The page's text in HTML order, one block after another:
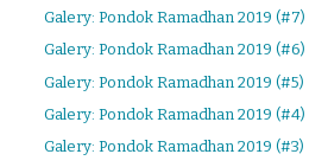
Galery: Pondok Ramadhan 2019 (#7)
Galery: Pondok Ramadhan 2019 (#6)
Galery: Pondok Ramadhan 2019 (#5)
Galery: Pondok Ramadhan 2019 (#4)
Galery: Pondok Ramadhan 2019 (#3)